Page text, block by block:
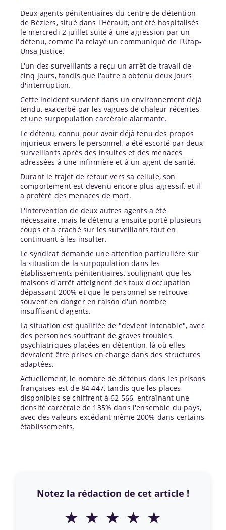
Deux agents pénitentiaires du centre de détention
de Béziers, situé dans l'Hérault, ont été hospitalisés
le mercredi 2 juillet suite à une agression par un
détenu, comme l'a relayé un communiqué de l'Ufap-
Unsa Justice.
L'un des surveillants a reçu un arrêt de travail de
cinq jours, tandis que l'autre a obtenu deux jours
d'interruption.
Cette incident survient dans un environnement déjà
tendu, exacerbé par les vagues de chaleur récentes
et une surpopulation carcérale alarmante.
Le détenu, connu pour avoir déjà tenu des propos
injurieux envers le personnel, a été escorté par deux
surveillants après des insultes et des menaces
adressées à une infirmière et à un agent de santé.
Durant le trajet de retour vers sa cellule, son
comportement est devenu encore plus agressif, et il
a proféré des menaces de mort.
L'intervention de deux autres agents a été
nécessaire, mais le détenu a ensuite porté plusieurs
coups et a craché sur les surveillants tout en
continuant à les insulter.
Le syndicat demande une attention particulière sur
la situation de la surpopulation dans les
établissements pénitentiaires, soulignant que les
maisons d'arrêt atteignent des taux d'occupation
dépassant 200% et que le personnel se retrouve
souvent en danger en raison d'un nombre
insuffisant d'agents.
La situation est qualifiée de "devient intenable", avec
des personnes souffrant de graves troubles
psychiatriques placées en détention, là où elles
devraient être prises en charge dans des structures
adaptées.
Actuellement, le nombre de détenus dans les prisons
françaises est de 84 447, tandis que les places
disponibles se chiffrent à 62 566, entraînant une
densité carcérale de 135% dans l'ensemble du pays,
avec des valeurs excédant même 200% dans certains
établissements.
Notez la rédaction de cet article !
★ ★ ★ ★ ★